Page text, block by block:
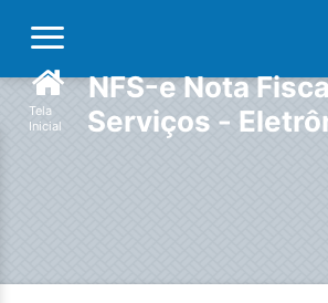
Tela
Inicial
NFS-e Nota
Serviços -